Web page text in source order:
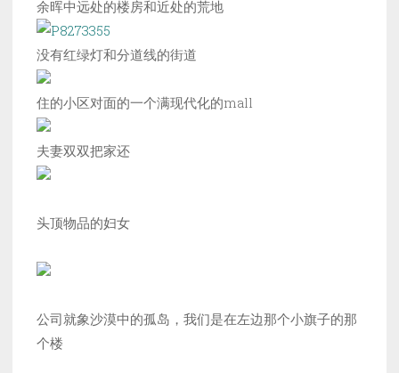
余晖中远处的楼房和近处的荒地
没有红绿灯和分道线的街道
住的小区对面的一个满现代化的mall
夫妻双双把家还
头顶物品的妇女
公司就象沙漠中的孤岛，我们是在左边那个小旗子的那
个楼